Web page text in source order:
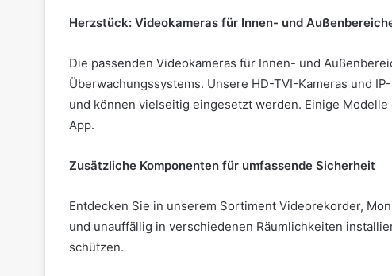
Herzstück: Videokameras für Innen- und
Die passenden Videokameras für Innen- und
Überwachungssystems. Unsere HD-TVI-Kameras und
und können vielseitig eingesetzt werden. Einige
App.
Zusätzliche Komponenten für umfassende Sicherheit
Entdecken Sie in unserem Sortiment Videorekorder,
und unauffällig in verschiedenen Räumlichkeiten
schützen.